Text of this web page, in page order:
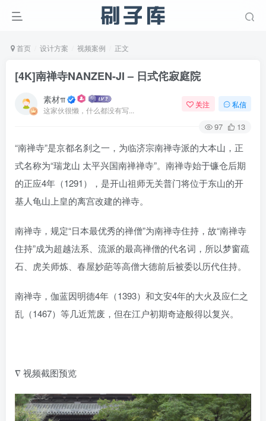
首页 设计方案 视频案例 正文
[4K]南禅寺NANZEN-JI – 日式侘寂庭院
素材π
这家伙很懒，什么都没有写...
关注 私信
97 13
“南禅寺”是京都名刹之一，为临济宗南禅寺派的大本山，正
式名称为“瑞龙山 太平兴国南禅禅寺”。南禅寺始于镰仓后期
的正应4年（1291），是开山祖师无关普门将位于东山的开
基人龟山上皇的离宫改建的禅寺。
南禅寺，规定“日本最优秀的禅僧”为南禅寺住持，故“南禅寺
住持”成为超越法系、流派的最高禅僧的代名词，所以梦窗疏
石、虎关师炼、春屋妙葩等高僧大德前后被委以历代住持。
南禅寺，伽蓝因明德4年（1393）和文安4年的大火及应仁之
乱（1467）等几近荒废，但在江户初期奇迹般得以复兴。
∇ 视频截图预览